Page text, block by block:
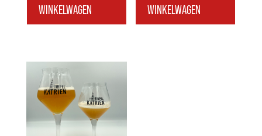
WINKELWAGEN
WINKELWAGEN